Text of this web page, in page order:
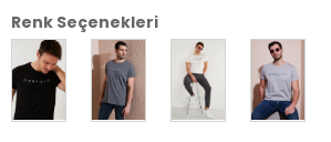
Renk Seçenekleri